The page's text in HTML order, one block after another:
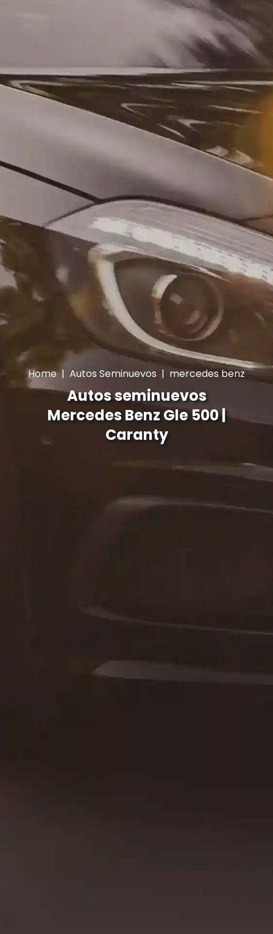
Home | Autos Seminuevos | mercedes benz
Autos seminuevos
Mercedes Benz Gle 500 |
Caranty